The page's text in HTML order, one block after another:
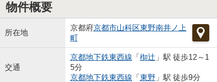
物件概要
所在地
京都府京都市山科区東野南井ノ上
町
交通
京都地下鉄東西線 「 椥辻 」駅 徒歩12～1
5分
京都地下鉄東西線 「 東野 」駅 徒歩9分